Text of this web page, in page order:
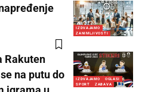
IZDVAJAMO
ZANIMLJIVOSTI
IZDVAJAMO
OGLASI
SPORT
ZABAVA
Rakuten
na putu do